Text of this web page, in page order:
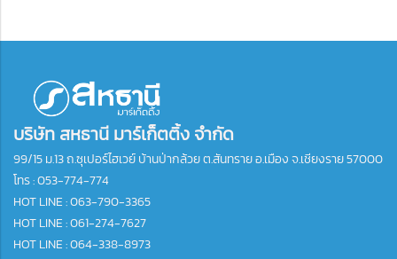
บริษัท สหธานี มาร์เก็ตติ้ง จำกัด
99/15 ม.13 ถ.ซุเปอร์ไฮเวย์ บ้านป่ากล้วย ต.สันทราย อ.เมือง จ.เชียงราย 57000
โทร :053-774-774
HOT LINE : 063-790-3365
HOT LINE : 061-274-7627
HOT LINE : 064-338-8973